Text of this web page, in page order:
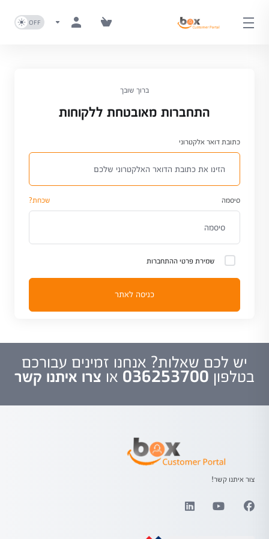
ברוך שובך
התחברות מאובטחת ללקוחות
כתובת דואר אלקטרוני
סיסמה שכחת?
שמירת פרטי ההתחברות
כניסה לאתר
יש לכם שאלות? אנחנו זמינים עבורכם
בטלפון 036253700 או צרו איתנו קשר
צור איתנו קשר!